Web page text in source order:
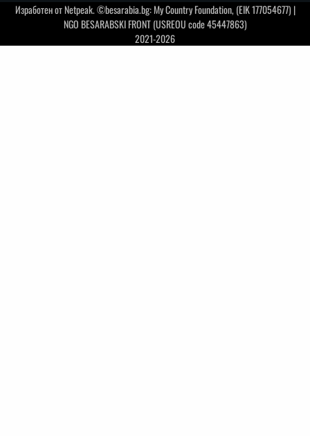
Изработен отNetpeak. ©besarabia.bg: My Country Foundation, (EIK 177054677) |
NGO BESARABSKI FRONT (USREOU code 45447863)
2021-2026